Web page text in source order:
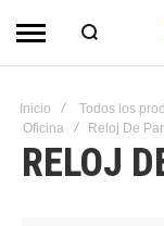
Inicio Todos los
Oficina
Reloj De
RELOJ